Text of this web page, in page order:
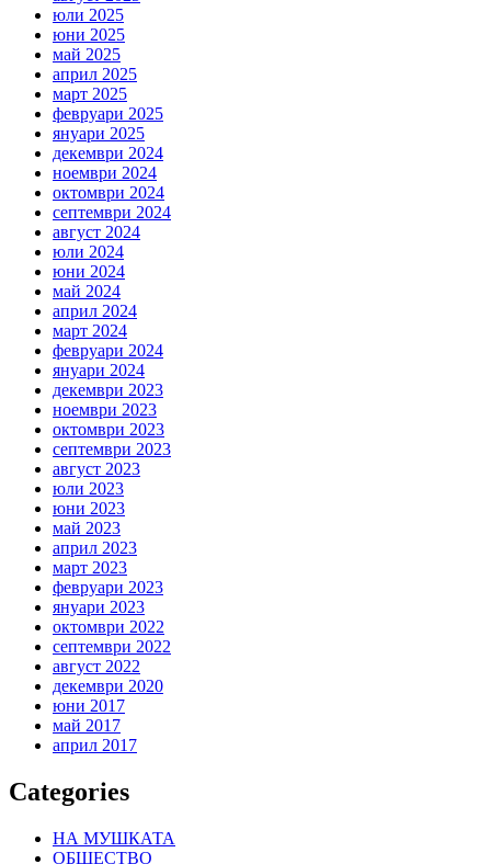
юли 2025
юни 2025
май 2025
април 2025
март 2025
февруари 2025
януари 2025
декември 2024
ноември 2024
октомври 2024
септември 2024
август 2024
юли 2024
юни 2024
май 2024
април 2024
март 2024
февруари 2024
януари 2024
декември 2023
ноември 2023
октомври 2023
септември 2023
август 2023
юли 2023
юни 2023
май 2023
април 2023
март 2023
февруари 2023
януари 2023
октомври 2022
септември 2022
август 2022
декември 2020
юни 2017
май 2017
април 2017
Categories
НА МУШКАТА
ОБЩЕСТВО